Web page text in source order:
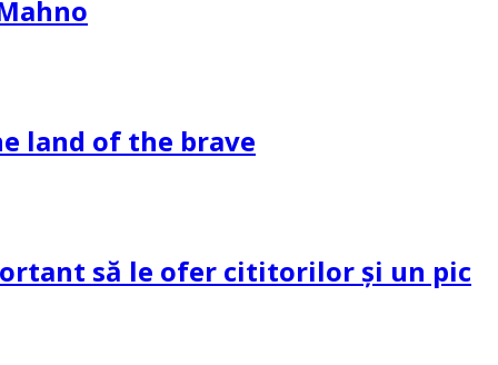
land of the brave
să le ofer cititorilor și un pic